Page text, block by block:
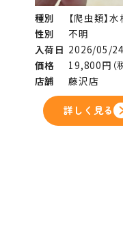
種別
【爬虫類】
性別
不明
入荷日 2026/05/24
価格
19,800円（
店舗
藤沢店
詳しく見る